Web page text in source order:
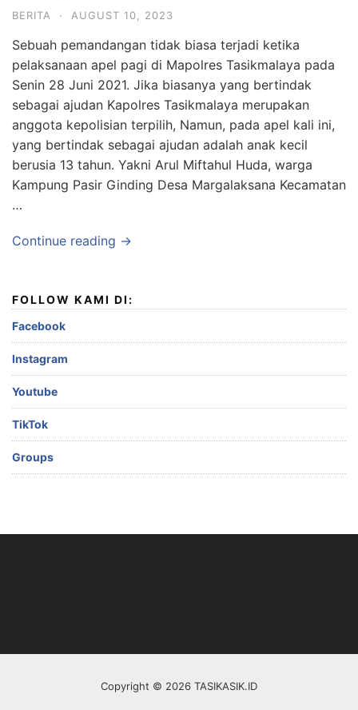
BERITA · AUGUST 10, 2023
Sebuah pemandangan tidak biasa terjadi ketika
pelaksanaan apel pagi di Mapolres Tasikmalaya pada
Senin 28 Juni 2021. Jika biasanya yang bertindak
sebagai ajudan Kapolres Tasikmalaya merupakan
anggota kepolisian terpilih, Namun, pada apel kali ini,
yang bertindak sebagai ajudan adalah anak kecil
berusia 13 tahun. Yakni Arul Miftahul Huda, warga
Kampung Pasir Ginding Desa Margalaksana Kecamatan
…
Continue reading →
FOLLOW KAMI DI:
Facebook
Instagram
Youtube
TikTok
Groups
Copyright © 2026 TASIKASIK.ID